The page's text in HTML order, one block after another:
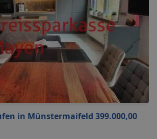
in Münstermaifeld 399.000,00